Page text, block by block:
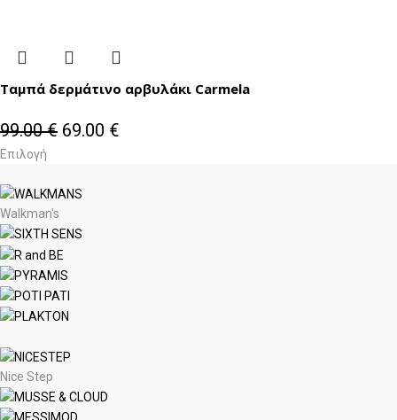
Ταμπά δερμάτινο αρβυλάκι Carmela
99.00€ 69.00 €
Επιλογή
Walkman's
Nice Step